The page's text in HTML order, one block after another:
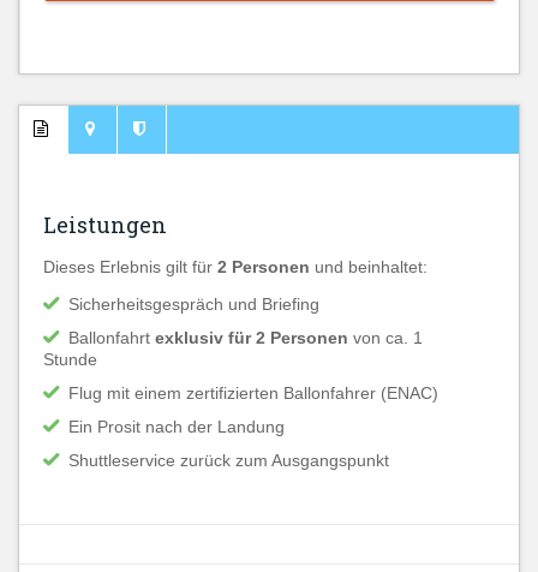
Leistungen
Dieses Erlebnis gilt für 2 Personen und beinhaltet:
Sicherheitsgespräch und Briefing
Ballonfahrt exklusiv für 2 Personen von ca. 1
Stunde
Flug mit einem zertifizierten Ballonfahrer (ENAC)
Ein Prosit nach der Landung
Shuttleservice zurück zum Ausgangspunkt